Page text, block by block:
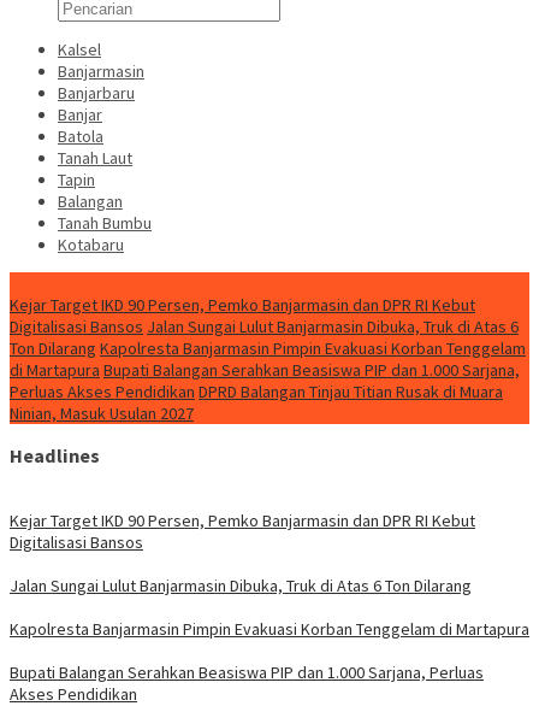
Kalsel
Banjarmasin
Banjarbaru
Banjar
Batola
Tanah Laut
Tapin
Balangan
Tanah Bumbu
Kotabaru
Kejar Target IKD 90 Persen, Pemko Banjarmasin dan DPR RI Kebut
Digitalisasi Bansos Jalan Sungai Lulut Banjarmasin Dibuka, Truk di Atas 6
Ton Dilarang Kapolresta Banjarmasin Pimpin Evakuasi Korban Tenggelam
di Martapura Bupati Balangan Serahkan Beasiswa PIP dan 1.000 Sarjana,
Perluas Akses Pendidikan DPRD Balangan Tinjau Titian Rusak di Muara
Ninian, Masuk Usulan 2027
Headlines
Kejar Target IKD 90 Persen, Pemko Banjarmasin dan DPR RI Kebut
Digitalisasi Bansos
Jalan Sungai Lulut Banjarmasin Dibuka, Truk di Atas 6 Ton Dilarang
Kapolresta Banjarmasin Pimpin Evakuasi Korban Tenggelam di Martapura
Bupati Balangan Serahkan Beasiswa PIP dan 1.000 Sarjana, Perluas
Akses Pendidikan